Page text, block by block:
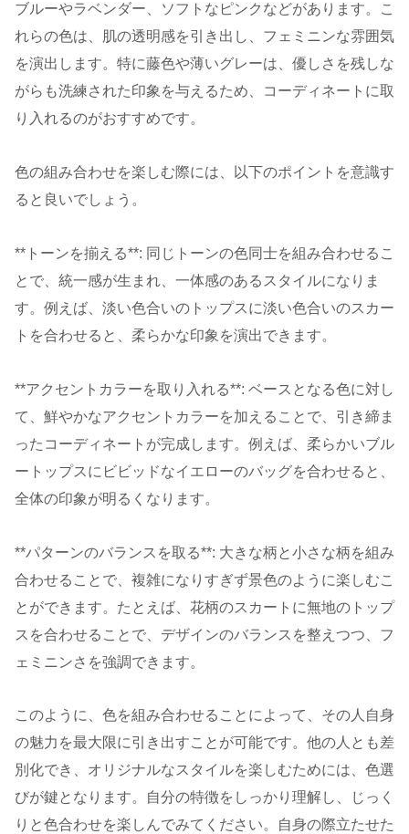
ブルーやラベンダー、ソフトなピンクなどがあります。こ
れらの色は、肌の透明感を引き出し、フェミニンな雰囲気
を演出します。特に藤色や薄いグレーは、優しさを残しな
がらも洗練された印象を与えるため、コーディネートに取
り入れるのがおすすめです。
色の組み合わせを楽しむ際には、以下のポイントを意識す
ると良いでしょう。
**トーンを揃える**: 同じトーンの色同士を組み合わせるこ
とで、統一感が生まれ、一体感のあるスタイルになりま
す。例えば、淡い色合いのトップスに淡い色合いのスカー
トを合わせると、柔らかな印象を演出できます。
**アクセントカラーを取り入れる**: ベースとなる色に対し
て、鮮やかなアクセントカラーを加えることで、引き締ま
ったコーディネートが完成します。例えば、柔らかいブル
ートップスにビビッドなイエローのバッグを合わせると、
全体の印象が明るくなります。
**パターンのバランスを取る**: 大きな柄と小さな柄を組み
合わせることで、複雑になりすぎず景色のように楽しむこ
とができます。たとえば、花柄のスカートに無地のトップ
スを合わせることで、デザインのバランスを整えつつ、フ
ェミニンさを強調できます。
このように、色を組み合わせることによって、その人自身
の魅力を最大限に引き出すことが可能です。他の人とも差
別化でき、オリジナルなスタイルを楽しむためには、色選
びが鍵となります。自分の特徴をしっかり理解し、じっく
りと色合わせを楽しんでみてください。自身の際立たせた